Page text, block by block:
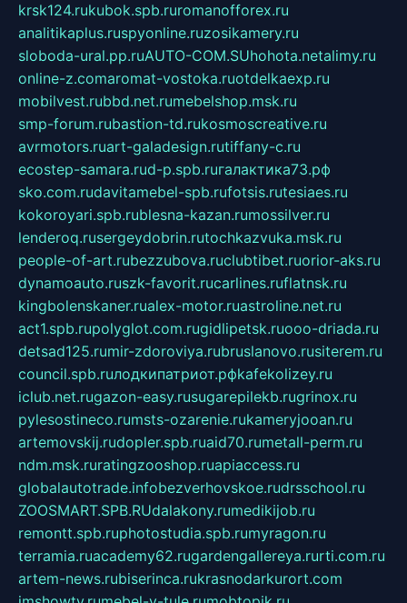
krsk124.rukubok.spb.ruromanofforex.ru
analitikaplus.ruspyonline.ruzosikamery.ru
sloboda-ural.pp.ruAUTO-COM.SUhohota.netalimy.ru
online-z.comaromat-vostoka.ruotdelkaexp.ru
mobilvest.rubbd.net.rumebelshop.msk.ru
smp-forum.rubastion-td.rukosmoscreative.ru
avrmotors.ruart-galadesign.rutiffany-c.ru
ecostep-samara.rud-p.spb.ruгалактика73.рф
sko.com.rudavitamebel-spb.rufotsis.rutesiaes.ru
kokoroyari.spb.rublesna-kazan.rumossilver.ru
lenderoq.rusergeydobrin.rutochkazvuka.msk.ru
people-of-art.rubezzubova.ruclubtibet.ruorior-aks.ru
dynamoauto.ruszk-favorit.rucarlines.ruflatnsk.ru
kingbolenskaner.rualex-motor.ruastroline.net.ru
act1.spb.rupolyglot.com.rugidlipetsk.ruooo-driada.ru
detsad125.rumir-zdoroviya.rubruslanovo.rusiterem.ru
council.spb.ruлодкипатриот.рфkafekolizey.ru
iclub.net.rugazon-easy.rusugarepilekb.rugrinox.ru
pylesostineco.rumsts-ozarenie.rukameryjooan.ru
artemovskij.rudopler.spb.ruaid70.rumetall-perm.ru
ndm.msk.ruratingzooshop.ruapiaccess.ru
globalautotrade.infobezverhovskoe.rudrsschool.ru
ZOOSMART.SPB.RUdalakony.rumedikijob.ru
remontt.spb.ruphotostudia.spb.rumyragon.ru
terramia.ruacademy62.rugardengallereya.rurti.com.ru
artem-news.rubiserinca.rukrasnodarkurort.com